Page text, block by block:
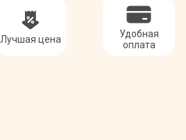
Лучшая цена
Удобная
оплата